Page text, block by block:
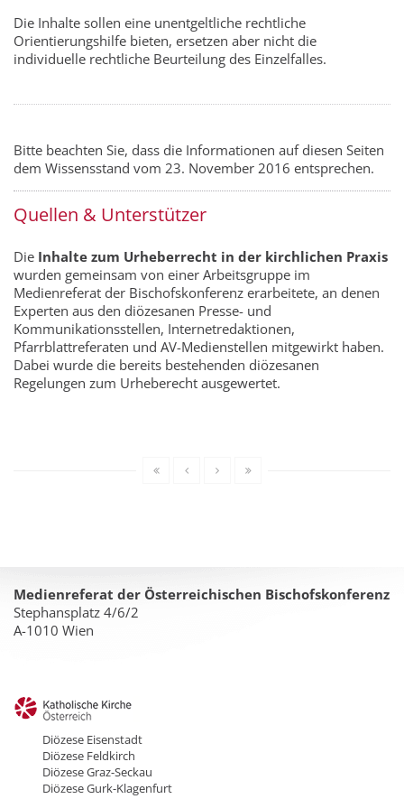
Die Inhalte sollen eine unentgeltliche rechtliche
Orientierungshilfe bieten, ersetzen aber nicht die
individuelle rechtliche Beurteilung des Einzelfalles.
Bitte beachten Sie, dass die Informationen auf diesen Seiten
dem Wissensstand vom 23. November 2016 entsprechen.
Quellen & Unterstützer
Die Inhalte zum Urheberrecht in der kirchlichen Praxis
wurden gemeinsam von einer Arbeitsgruppe im
Medienreferat der Bischofskonferenz erarbeitete, an denen
Experten aus den diözesanen Presse- und
Kommunikationsstellen, Internetredaktionen,
Pfarrblattreferaten und AV-Medienstellen mitgewirkt haben.
Dabei wurde die bereits bestehenden diözesanen
Regelungen zum Urheberecht ausgewertet.
Medienreferat der Österreichischen Bischofskonferenz
Stephansplatz 4/6/2
A-1010 Wien
Diözese Eisenstadt
Diözese Feldkirch
Diözese Graz-Seckau
Diözese Gurk-Klagenfurt